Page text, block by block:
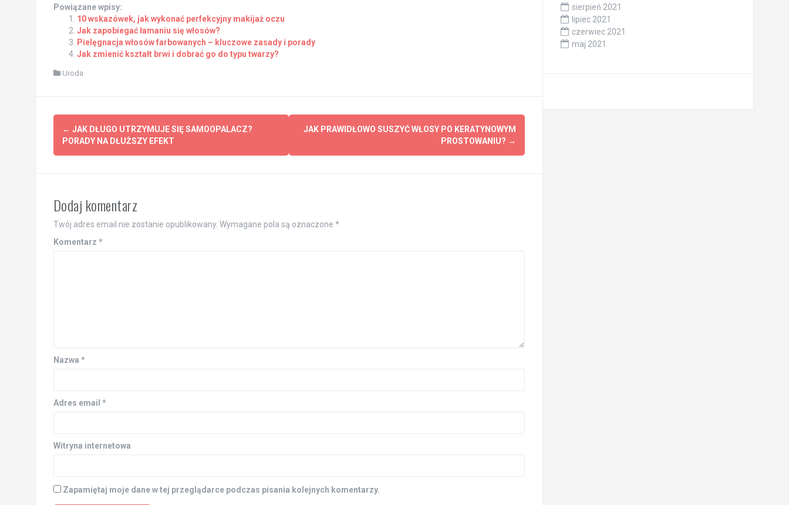
Powiązane wpisy:
10 wskazówek, jak wykonać perfekcyjny makijaż oczu
Jak zapobiegać łamaniu się włosów?
Pielęgnacja włosów farbowanych – kluczowe zasady i porady
Jak zmienić kształt brwi i dobrać go do typu twarzy?
Uroda
Post
navigation
← JAK DŁUGO UTRZYMUJE SIĘ SAMOOPALACZ?
PORADY NA DŁUŻSZY EFEKT
JAK PRAWIDŁOWO SUSZYĆ WŁOSY PO KERATYNOWYM
PROSTOWANIU? →
Dodaj komentarz
Twój adres email nie zostanie opublikowany. Wymagane pola są oznaczone *
Komentarz *
Nazwa *
Adres email *
Witryna internetowa
Zapamiętaj moje dane w tej przeglądarce podczas pisania kolejnych komentarzy.
sierpień 2021
lipiec 2021
czerwiec 2021
maj 2021